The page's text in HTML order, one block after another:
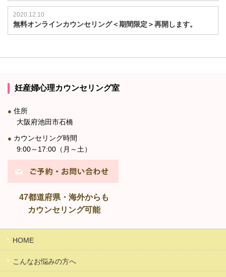
2020.12.10
無料オンラインカウンセリング＜期間限定＞再開します。
妊産婦心理カウンセリング室
● 住所
大阪府池田市石橋
● カウンセリング時間
9:00～17:00（月～土）
47都道府県・海外からも
カウンセリング可能
HOME
こんなお悩みの方へ